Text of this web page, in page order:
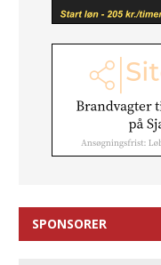
SPONSORER